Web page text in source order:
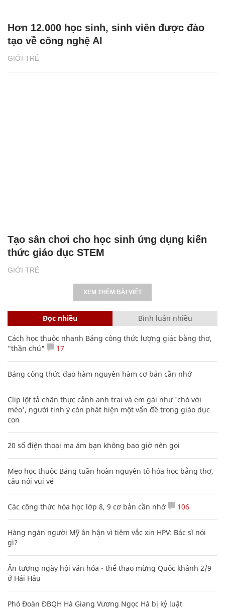
GIỚI TRẺ
Hơn 12.000 học sinh, sinh viên được đào
tạo về công nghệ AI
GIỚI TRẺ
Tạo sân chơi cho học sinh ứng dụng kiến
thức giáo dục STEM
XEM THÊM BÀI VIẾT
Đọc nhiều Bình luận nhiều
Cách học thuộc nhanh Bảng công thức lượng giác bằng thơ,
"thần chú"
17
Bảng công thức đạo hàm nguyên hàm cơ bản cần nhớ
Clip lột tả chân thực cảnh anh trai và em gái như 'chó với
mèo', người tinh ý còn phát hiện một vấn đề trong giáo dục
con
20 số điện thoại ma ám bạn không bao giờ nên gọi
Mẹo học thuộc Bảng tuần hoàn nguyên tố hóa học bằng thơ,
câu nói vui vẻ
Các công thức hóa học lớp 8, 9 cơ bản cần nhớ 106
Hàng ngàn người Mỹ ân hận vì tiêm vắc xin HPV: Bác sĩ nói
gì?
Ấn tượng ngày hội văn hóa - thể thao mừng Quốc khánh 2/9
ở Hải Hậu
Phó Đoàn ĐBQH Hà Giang Vương Ngọc Hà bị kỷ luật